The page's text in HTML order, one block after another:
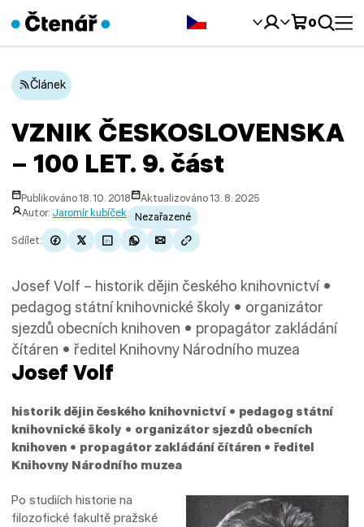
0
Článek
VZNIK ČESKOSLOVENSKA
– 100 LET. 9. část
Publikováno 18. 10. 2018
Aktualizováno 13. 8. 2025
Autor: Jaromír kubíček
Nezařazené
Sdílet:
Josef Volf – historik dějin českého knihovnictví •
pedagog státní knihovnické školy • organizátor
sjezdů obecních knihoven • propagátor zakládání
čítáren • ředitel Knihovny Národního muzea
Josef Volf
historik dějin českého knihovnictví • pedagog státní
knihovnické školy • organizátor sjezdů obecních
knihoven • propagátor zakládání čítáren • ředitel
Knihovny Národního muzea
Po studiích historie na
filozofické fakultě pražské